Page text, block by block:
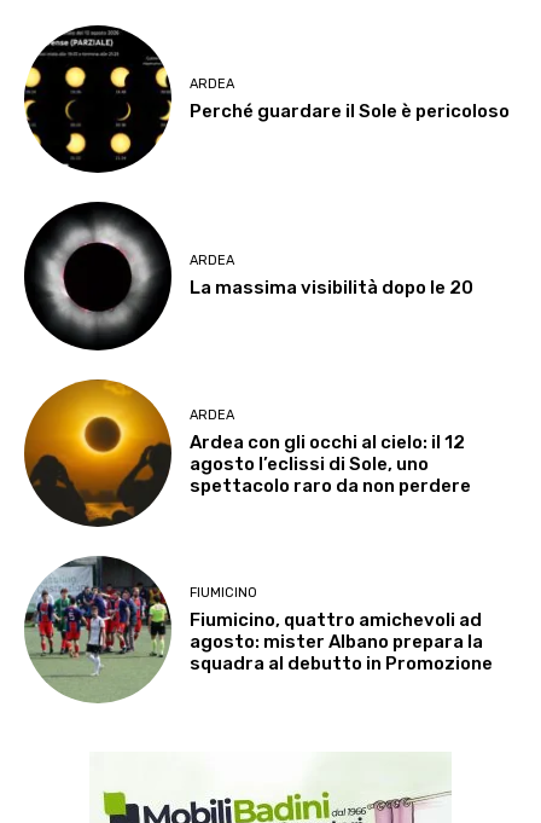
ARDEA
Perché guardare il Sole è pericoloso
ARDEA
La massima visibilità dopo le 20
ARDEA
Ardea con gli occhi al cielo: il 12
agosto l’eclissi di Sole, uno
spettacolo raro da non perdere
FIUMICINO
Fiumicino, quattro amichevoli ad
agosto: mister Albano prepara la
squadra al debutto in Promozione